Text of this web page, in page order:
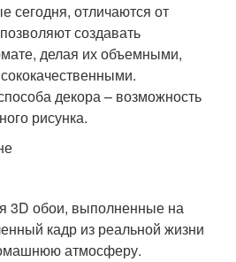
сегодня, отличаются от
создавать
делая их объемными,
декора – возможность
рисунка.
3D обои, выполненные на
кадр из реальной жизни
атмосферу.